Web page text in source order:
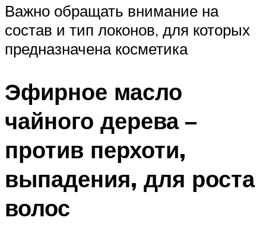
Важно обращать внимание на
состав и тип локонов, для которых
предназначена косметика
Эфирное масло
чайного дерева –
против перхоти,
выпадения, для роста
волос